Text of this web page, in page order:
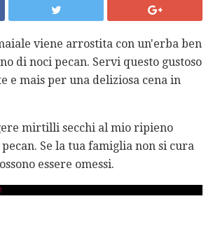
viene arrostita con un'erba ben
di noci pecan. Servi questo gustoso
e mais per una deliziosa cena in
mirtilli secchi al mio ripieno
Se la tua famiglia non si cura
essere omessi.